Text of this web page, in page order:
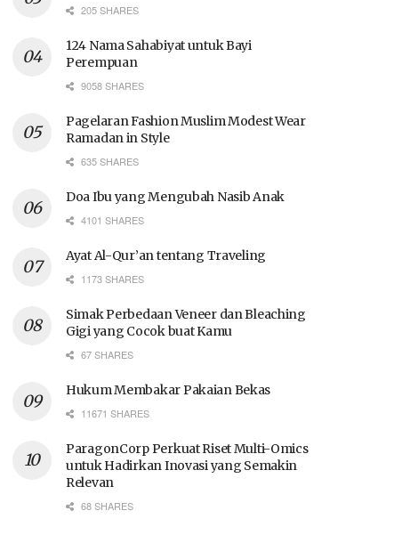
205 SHARES
124 Nama Sahabiyat untuk Bayi
Perempuan
9058 SHARES
Pagelaran Fashion Muslim Modest Wear
Ramadan in Style
635 SHARES
Doa Ibu yang Mengubah Nasib Anak
4101 SHARES
Ayat Al-Qur’an tentang Traveling
1173 SHARES
Simak Perbedaan Veneer dan Bleaching
Gigi yang Cocok buat Kamu
67 SHARES
Hukum Membakar Pakaian Bekas
11671 SHARES
ParagonCorp Perkuat Riset Multi-Omics
untuk Hadirkan Inovasi yang Semakin
Relevan
68 SHARES